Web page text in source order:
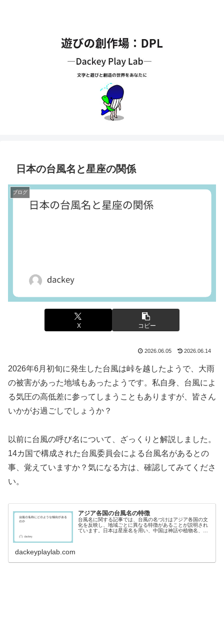
日本の台風名と星座の関係
ブログ
X コピー
2026.06.05 2026.06.14
2026年6月初旬に発生した台風は峠を越したようで、大雨
の被害があった地域もあったようです。私自身、台風によ
る気圧の高低差に参ってしまうこともありますが、皆さん
いかがお過ごしでしょうか？
以前に台風の呼び名について、ざっくりと解説しました。
14カ国で構成された台風委員会による台風名があるとの
事、覚えていますか？気になる方は、確認してみてくださ
い。
アジア各国の台風名の特徴
台風名に関する記事では、台風の名づけはアジア各国の文
化を反映し、地域ごとに異なる特徴があることが説明され
ています。日本は星座名を用い、中国は神話や植物名、ア
dackeyplaylab.com